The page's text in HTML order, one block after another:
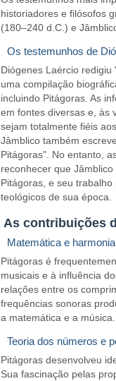
historiadores e filósofos
(180–240 d.C.) e
Os testemunhos de
Diógenes Laércio redigiu
uma compilação
incluindo Pitágoras. As
em fontes diversas e, às
sejam totalmente fiéis
Jâmblico também
Pitágoras". No entanto,
reconhecer que
Pitágoras, e seu
teológicos de sua época.
As contribuições
Matemática e
Pitágoras é
musicais e à influência
relações entre os
frequências sonoras
a matemática e a música.
Teoria dos números e
Pitágoras desenvolveu
Sua fascinação pelas